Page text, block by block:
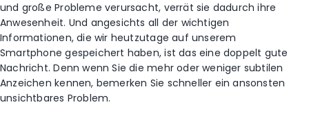
und große Probleme verursacht, verrät sie dadurch ihre
Anwesenheit. Und angesichts all der wichtigen
Informationen, die wir heutzutage auf unserem
Smartphone gespeichert haben, ist das eine doppelt gute
Nachricht. Denn wenn Sie die mehr oder weniger subtilen
Anzeichen kennen, bemerken Sie schneller ein ansonsten
unsichtbares Problem.